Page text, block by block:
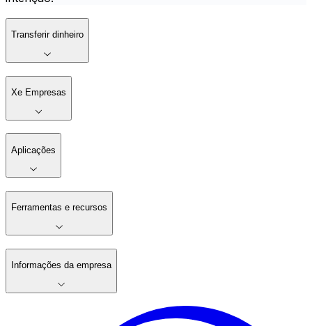
Transferir dinheiro
Xe Empresas
Aplicações
Ferramentas e recursos
Informações da empresa